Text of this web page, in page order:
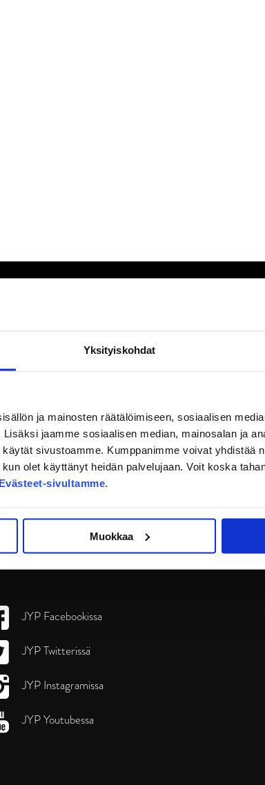
Yksityiskohdat
ja mainosten räätälöimiseen, sosiaalisen
jaamme sosiaalisen median, mainosalan ja
sivustoamme. Kumppanimme voivat yhdistää
olet käyttänyt heidän palvelujaan. Voit koska
Evästeet-sivultamme.
Muokkaa
JYP Facebookissa
JYP Twitterissä
JYP Instagramissa
JYP Youtubessa